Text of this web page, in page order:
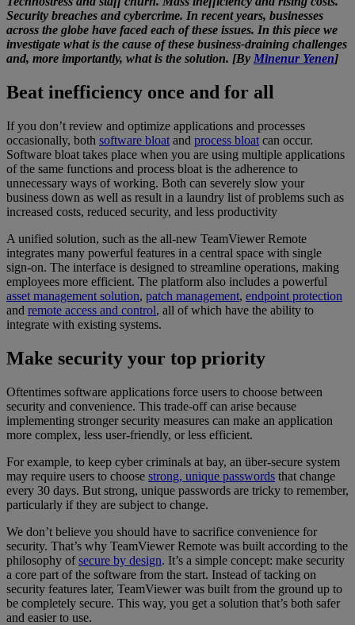
Security breaches and cybercrime. In recent years, businesses
across the globe have faced each of these issues. In this piece we
investigate what is the cause of these business-draining challenges
and, more importantly, what is the solution. [By Minenur Yenen]
Beat inefficiency once and for all
If you don’t review and optimize applications and processes
occasionally, both software bloat and process bloat can occur.
Software bloat takes place when you are using multiple applications
of the same functions and process bloat is the adherence to
unnecessary ways of working. Both can severely slow your
business down as well as result in a laundry list of problems such as
increased costs, reduced security, and less productivity
A unified solution, such as the all-new TeamViewer Remote
integrates many powerful features in a central space with single
sign-on. The interface is designed to streamline operations, making
employees more efficient. The platform also includes a powerful
asset management solution, patch management, endpoint protection
and remote access and control, all of which have the ability to
integrate with existing systems.
Make security your top priority
Oftentimes software applications force users to choose between
security and convenience. This trade-off can arise because
implementing stronger security measures can make an application
more complex, less user-friendly, or less efficient.
For example, to keep cyber criminals at bay, an über-secure system
may require users to choose strong, unique passwords that change
every 30 days. But strong, unique passwords are tricky to remember,
particularly if they are subject to change.
We don’t believe you should have to sacrifice convenience for
security. That’s why TeamViewer Remote was built according to the
philosophy ofsecure by design. It’s a simple concept: make security
a core part of the software from the start. Instead of tacking on
security features later, TeamViewer was built from the ground up to
be completely secure. This way, you get a solution that’s both safer
and easier to use.